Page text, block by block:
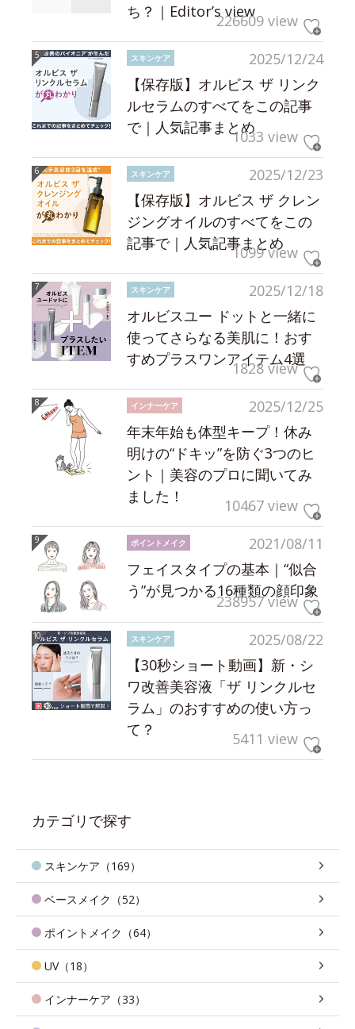
ち？｜Editor’s view226609 view
2025/12/24
スキンケア
【保存版】オルビス ザ リンク
ルセラムのすべてをこの記事
で｜人気記事まとめ1033 view
2025/12/23
スキンケア
【保存版】オルビス ザ クレン
ジングオイルのすべてをこの
記事で｜人気記事まとめ
1099 view
2025/12/18
スキンケア
オルビスユー ドットと一緒に
使ってさらなる美肌に！おす
すめプラスワンアイテム4選
1828 view
2025/12/25
インナーケア
年末年始も体型キープ！休み
明けの“ドキッ”を防ぐ3つのヒ
ント｜美容のプロに聞いてみ
ました！
10467 view
2021/08/11
ポイントメイク
フェイスタイプの基本｜“似合
う”が見つかる16種類の顔印象
238957 view
2025/08/22
スキンケア
【30秒ショート動画】新・シ
ワ改善美容液「ザ リンクルセ
ラム」のおすすめの使い方っ
て？
5411 view
カテゴリで探す
スキンケア（169）
ベースメイク（52）
ポイントメイク（64）
UV（18）
インナーケア（33）